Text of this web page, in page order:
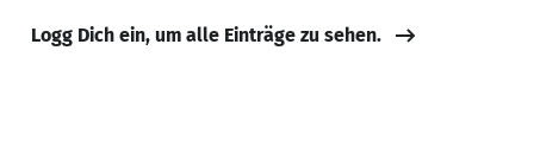
Logg Dich ein, um alle Einträge zu sehen.